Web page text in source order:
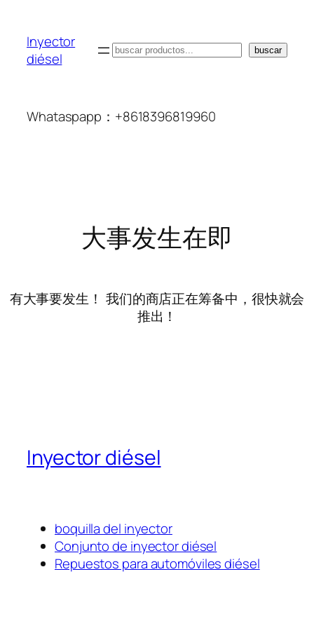
Inyector
diésel
搜
buscar
Whataspapp：+8618396819960
大事发生在即
有大事要发生！ 我们的商店正在筹备中，很快就会
推出！
Inyector diésel
boquilla del inyector
Conjunto de inyector diésel
Repuestos para automóviles diésel